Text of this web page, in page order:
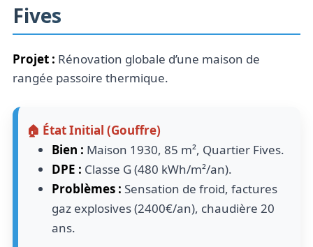
Fives
Projet : Rénovation globale d’une maison de
rangée passoire thermique.
🏠 État Initial (Gouffre)
Bien : Maison 1930, 85 m², Quartier Fives.
DPE : Classe G (480 kWh/m²/an).
Problèmes : Sensation de froid, factures
gaz explosives (2400€/an), chaudière 20
ans.